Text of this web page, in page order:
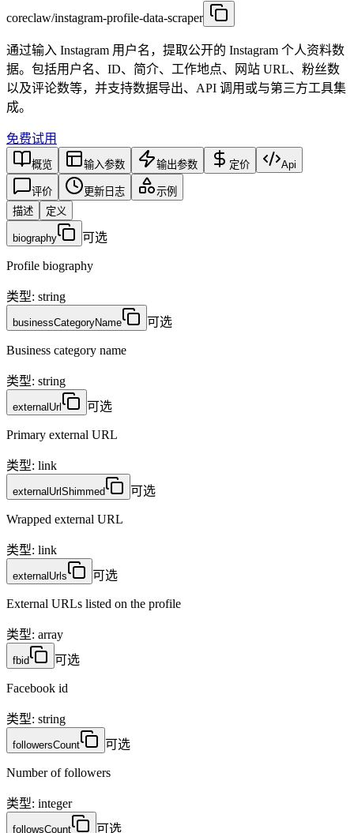
coreclaw/instagram-profile-data-scraper
通过输入 Instagram 用户名，提取公开的 Instagram 个人资料数
据。包括用户名、ID、简介、工作地点、网站 URL、粉丝数
以及评论数等，并支持数据导出、API 调用或与第三方工具集
成。
免费试用
概览 输入参数 输出参数 定价 Api
评价 更新日志
示例
描述
定义
biography 可选
Profile biography
类型: string
businessCategoryName 可选
Business category name
类型: string
externalUrl 可选
Primary external URL
类型: link
externalUrlShimmed 可选
Wrapped external URL
类型: link
externalUrls 可选
External URLs listed on the profile
类型: array
fbid 可选
Facebook id
类型: string
followersCount 可选
Number of followers
类型: integer
followsCount 可选